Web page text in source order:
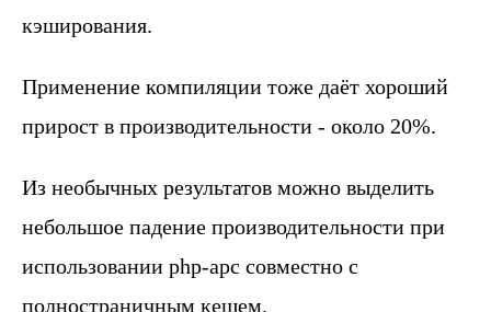
кэширования.
Применение компиляции тоже даёт хороший
прирост в производительности - около 20%.
Из необычных результатов можно выделить
небольшое падение производительности при
использовании php-apc совместно с
полностраничным кешем.